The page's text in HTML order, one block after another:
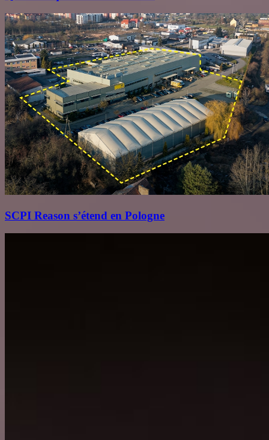
SCPI Reason s’étend en Pologne